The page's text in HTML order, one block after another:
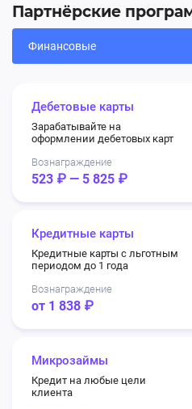
Партнёрские
Дебетовые карты
Зарабатывайте на
оформлении дебетовых карт
Вознаграждение
523 ₽ — 5 825 ₽
Кредитные карты
Кредитные карты с льготным
периодом до 1 года
Вознаграждение
от 1 838 ₽
Микрозаймы
Кредит на любые цели
клиента